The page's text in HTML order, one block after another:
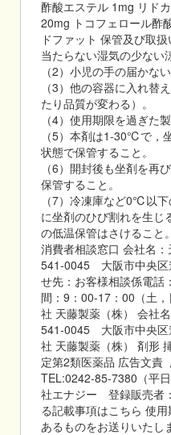
酢酸エステル 1mg リド
20mg トコフェロール酢
ドファット 保管及び取
当たらない湿気の少ない
（2）小児の手の届かな
（3）他の容器に入れ替
たり品質が変わる）。
（4）使用期限を過ぎた
（5）本剤は1-30℃で，
状態で保管すること。
（6）開封後も坐剤を再
保管すること。
（7）冷凍庫など0℃以
に坐剤のひび割れを生
の低温保管はさけること。
消費者相談窓口 会社名
541-0045 大阪市中央区
せ先：お客様相談係電
間：9：00-17：00（土
社 天藤製薬（株） 会社
541-0045 大阪市中央区
社 天藤製薬（株） 剤形
定第2類医薬品 広告文責
TEL:0242-85-7380（平
社エナジー 登録販売者
る記載事項はこちら 使
あるものをお送りいたし